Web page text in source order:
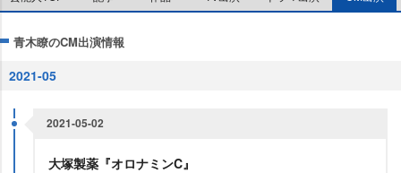
青木瞭のCM出演情報
2021-05
2021-05-02
大塚製薬『オロナミンC』